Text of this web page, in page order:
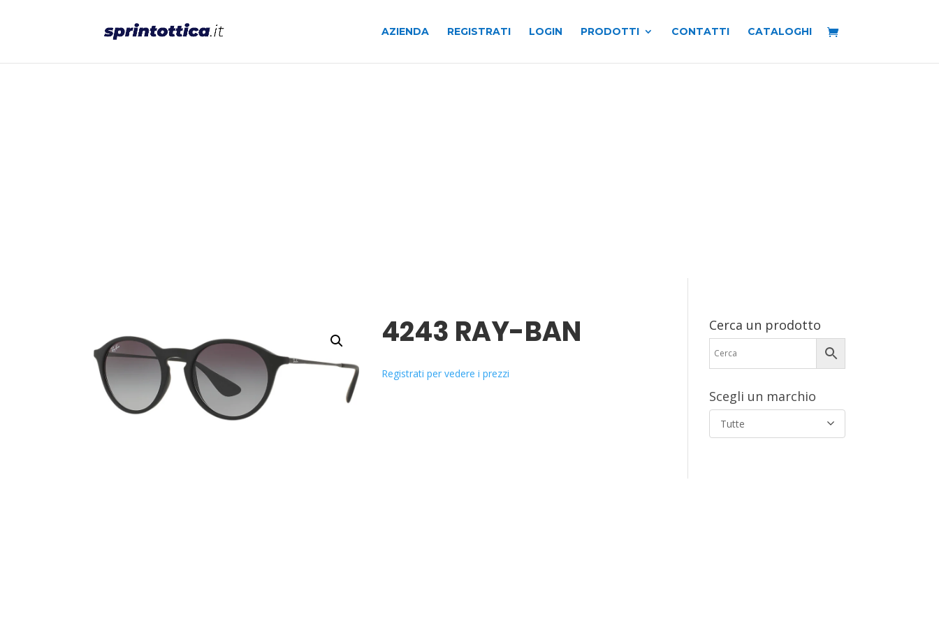
AZIENDA REGISTRATI LOGIN PRODOTTI CONTATTI CATALOGHI
4243 RAY-BAN
Registrati per vedere i prezzi
Cerca un prodotto
Scegli un marchio
Tutte